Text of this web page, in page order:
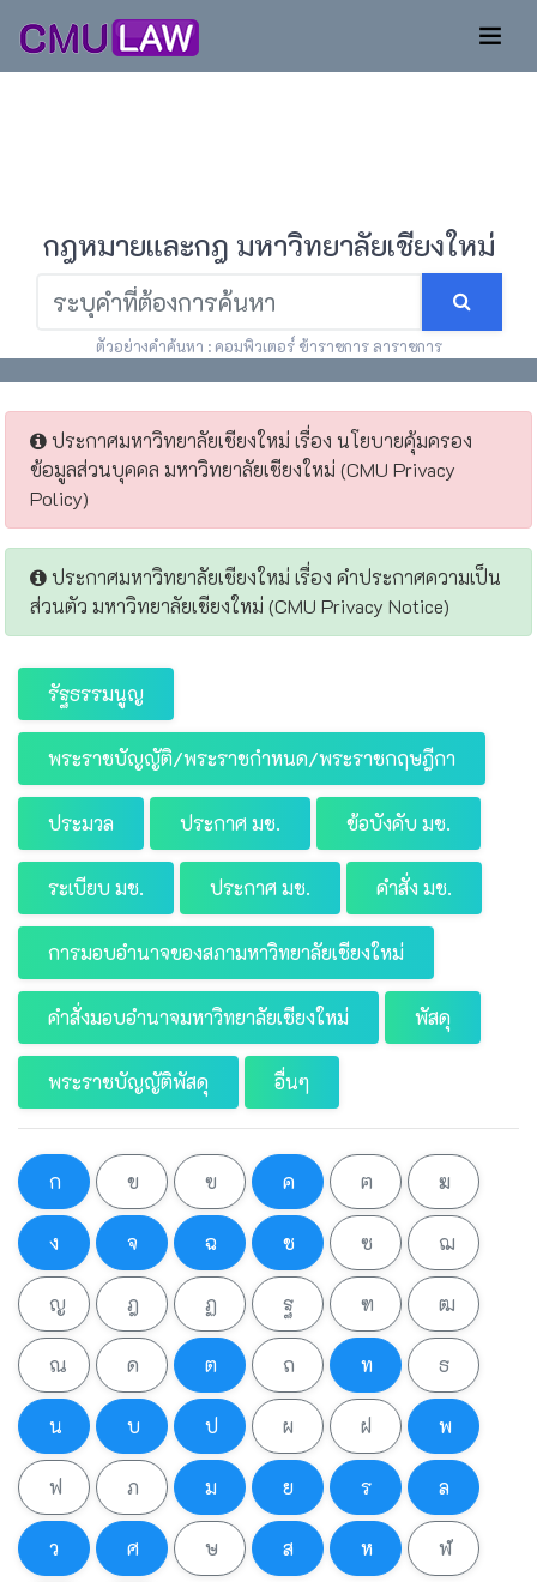
กฎหมายและกฎ มหาวิทยาลัยเชียงใหม่
ตัวอย่างคำค้นหา : คอมพิวเตอร์ ข้าราชการ ลาราชการ
ประกาศมหาวิทยาลัยเชียงใหม่ เรื่อง นโยบายคุ้มครอง
ข้อมูลส่วนบุคคล มหาวิทยาลัยเชียงใหม่ (CMU Privacy
Policy)
ประกาศมหาวิทยาลัยเชียงใหม่ เรื่อง คำประกาศความเป็น
ส่วนตัว มหาวิทยาลัยเชียงใหม่ (CMU Privacy Notice)
รัฐธรรมนูญ
พระราชบัญญัติ/พระราชกำหนด/พระราชกฤษฎีกา
ประมวล ประกาศ มช. ข้อบังคับ มช.
ระเบียบ มช. ประกาศ มช. คำสั่ง มช.
การมอบอำนาจของสภามหาวิทยาลัยเชียงใหม่
คำสั่งมอบอำนาจมหาวิทยาลัยเชียงใหม่ พัสดุ
พระราชบัญญัติพัสดุ อื่นๆ
ก ข ฃ ค ฅ ฆ
ง จ ฉ ช ซ ฌ
ญ ฎ ฏ ฐ ฑ ฒ
ณ ด ต ถ ท ธ
น บ ป ผ ฝ พ
ฟ ภ ม ย ร ล
ว ศ ษ ส ห ฬ